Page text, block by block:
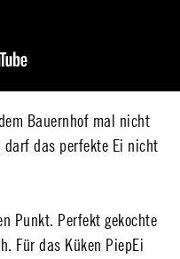
Bauernhof mal nicht
darf das perfekte Ei nicht
Punkt. Perfekt gekochte
Für das Küken PiepEi